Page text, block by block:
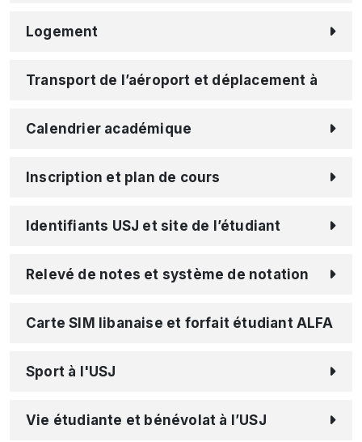
Logement
Transport de l’aéroport et déplacement à
Beyrouth
Calendrier académique
Inscription et plan de cours
Identifiants USJ et site de l’étudiant
Relevé de notes et système de notation
Carte SIM libanaise et forfait étudiant ALFA
ou Touch
Sport à l'USJ
Vie étudiante et bénévolat à l’USJ